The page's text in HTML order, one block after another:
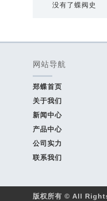
没有了蝶阀史
网站导航
郑蝶首页
关于我们
新闻中心
产品中心
公司实力
联系我们
版权所有 © All